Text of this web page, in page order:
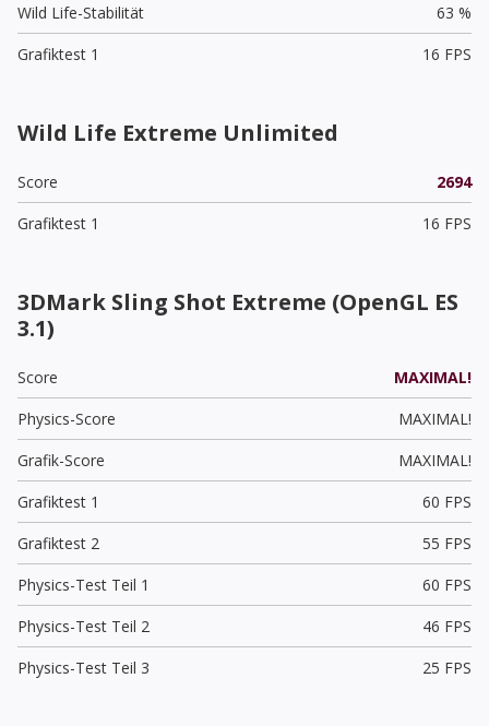
Wild Life-Stabilität
63 %
Grafiktest 1
16 FPS
Wild Life Extreme Unlimited
Score
2694
Grafiktest 1
16 FPS
3DMark Sling Shot Extreme (OpenGL ES
3.1)
Score
MAXIMAL!
Physics-Score
MAXIMAL!
Grafik-Score
MAXIMAL!
Grafiktest 1
60 FPS
Grafiktest 2
55 FPS
Physics-Test Teil 1
60 FPS
Physics-Test Teil 2
46 FPS
Physics-Test Teil 3
25 FPS